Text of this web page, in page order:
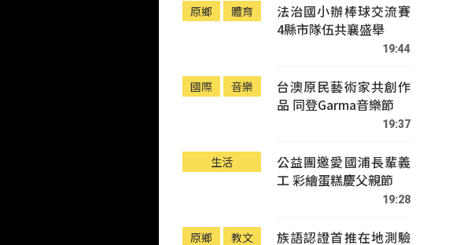
原鄉 體育
法治國小辦棒球交流賽
4縣市隊伍共襄盛舉
19:44
國際 音樂
台澳原民藝術家共創作
品 同登Garma音樂節
19:37
生活
公益團邀愛國浦長輩義
工 彩繪蛋糕慶父親節
19:28
原鄉 教文
族語認證首推在地測驗